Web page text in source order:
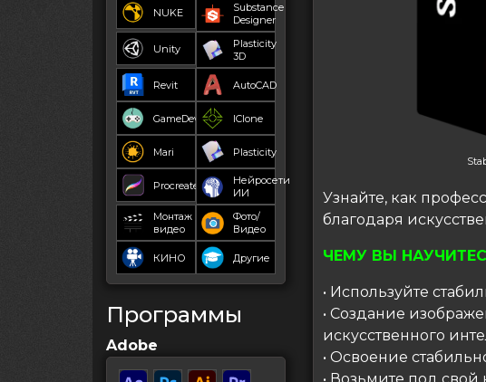
NUKE
Substance
Designer
Unity
Plasticity
3D
Revit AutoCAD
GameDev IClone
Mari Plasticity
Procreate
Нейросети
ИИ
Монтаж
видео
Фото/
Видео
КИНО Другие
Программы
Adobe
Узнайте, как
благодаря
ЧЕМУ ВЫ
• Используйте
• Создание
искусственного
• Освоение